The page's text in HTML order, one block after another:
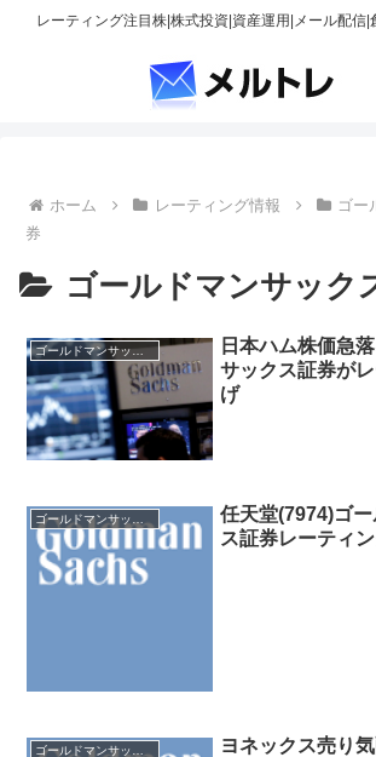
レーティング注目株|株式投資|資産運用|メール配信|
ホーム レーティング情報
ゴー
券
ゴールドマンサック
ゴールドマンサックス証券
日本ハム株価急
サックス証券が
げ
ゴールドマンサックス証券
任天堂(7974)ゴ
ス証券レーティ
ヨネックス売り